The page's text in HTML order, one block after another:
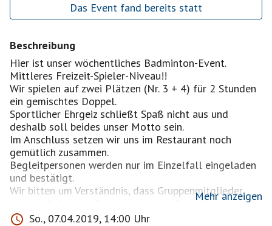
Das Event fand bereits statt
Beschreibung
Hier ist unser wöchentliches Badminton-Event.
Mittleres Freizeit-Spieler-Niveau!!
Wir spielen auf zwei Plätzen (Nr. 3 + 4) für 2 Stunden
ein gemischtes Doppel.
Sportlicher Ehrgeiz schließt Spaß nicht aus und
deshalb soll beides unser Motto sein.
Im Anschluss setzen wir uns im Restaurant noch
gemütlich zusammen.
Begleitpersonen werden nur im Einzelfall eingeladen
und bestätigt.
Wir bitten um Verständnis, dass Gruppenmitglieder
und uns bekannte Personen bei der Bestätigung
bevorzugt werden.
Mehr anzeigen
So., 07.04.2019, 14:00 Uhr